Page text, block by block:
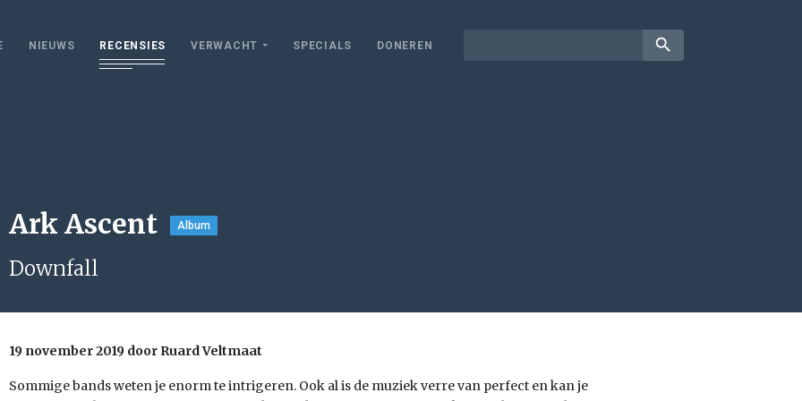
NIEUWS RECENSIES VERWACHT SPECIALS DONEREN search
Ark Ascent Album
Downfall
19 november 2019 door Ruard Veltmaat
Sommige bands weten je enorm te intrigeren. Ook al is de muziek verre van perfect en kan je